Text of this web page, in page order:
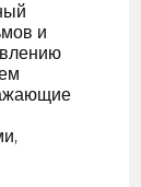
и